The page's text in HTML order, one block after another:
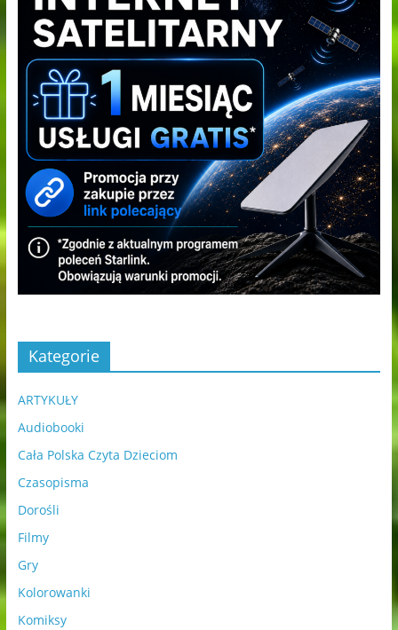
Kategorie
ARTYKUŁY
Audiobooki
Cała Polska Czyta Dzieciom
Czasopisma
Dorośli
Filmy
Gry
Kolorowanki
Komiksy